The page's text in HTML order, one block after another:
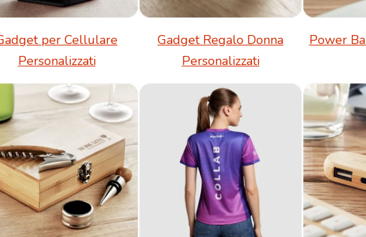
per Cellulare
Personalizzati
Gadget Regalo Donna
Personalizzati
Power